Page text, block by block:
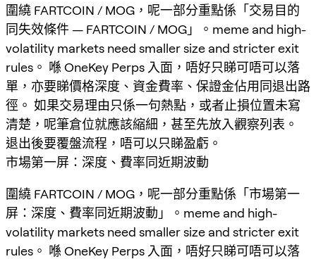
圍繞 FARTCOIN / MOG，呢一部分重點係「交易目的
同失效條件 — FARTCOIN / MOG」。meme and high-
volatility markets need smaller size and stricter exit
rules。 喺 OneKey Perps 入面，唔好只睇可唔可以落
單，亦要睇價格深度、資金費率、保證金佔用同退出路
徑。 如果交易理由只係一句熱點，或者止損位置未寫
清楚，呢筆倉位就應該縮細，甚至先放入觀察列表。
退出後要覆盤流程，唔可以只睇盈虧。
市場第一屏：深度、費率同近期波動
圍繞 FARTCOIN / MOG，呢一部分重點係「市場第一
屏：深度、費率同近期波動」。meme and high-
volatility markets need smaller size and stricter exit
rules。 喺 OneKey Perps 入面，唔好只睇可唔可以落